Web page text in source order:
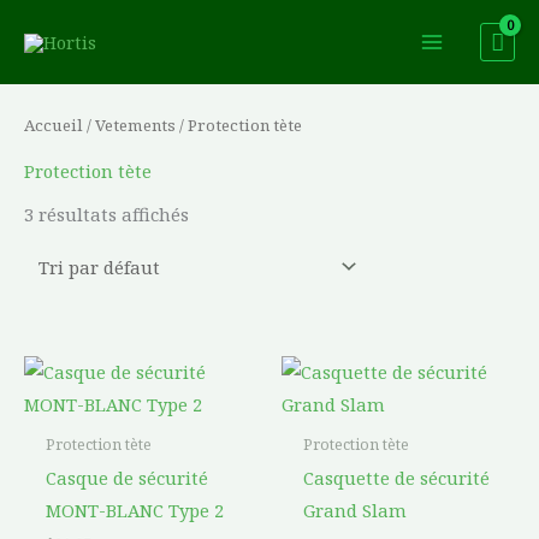
contenu
Accueil/Vetements / Protection tète
Protection tète
3 résultats affichés
Protection tète
Casque de sécurité
MONT-BLANC Type 2
Protection tète
Casquette de sécurité
Grand Slam